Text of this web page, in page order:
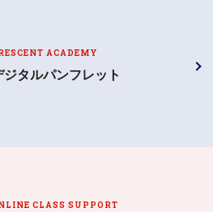
ACADEMY
ジタルパンフレット
CLASS SUPPORT